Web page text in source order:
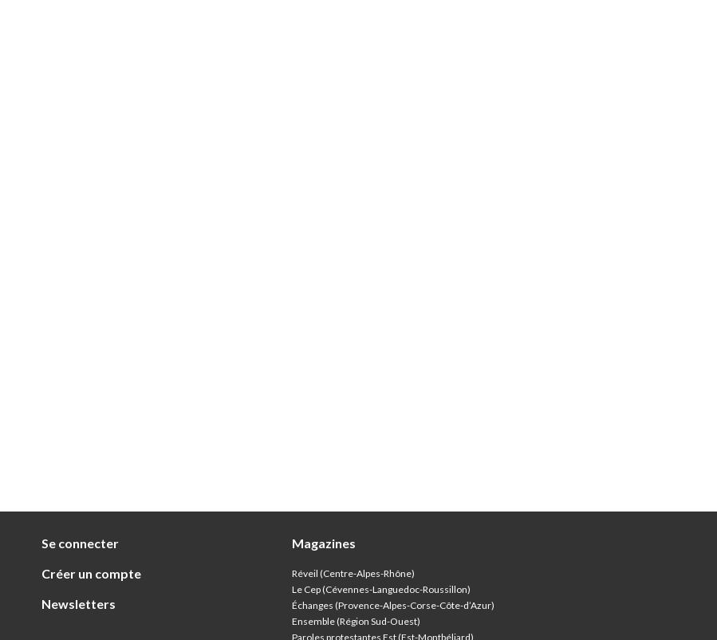
Se connecter
Créer un compte
Newsletters
Magazines
Réveil (Centre-Alpes-Rhône)
Le Cep (Cévennes-Languedoc-Roussillon)
Échanges (Provence-Alpes-Corse-Côte-d’Azur)
Ensemble (Région Sud-Ouest)
Paroles protestantes Est (Est-Montbéliard)